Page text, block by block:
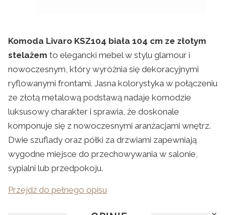
Komoda Livaro KSZ104 biała 104 cm ze złotym
stelażem to elegancki mebel w stylu glamour i
nowoczesnym, który wyróżnia się dekoracyjnymi
ryflowanymi frontami. Jasna kolorystyka w połączeniu
ze złotą metalową podstawą nadaje komodzie
luksusowy charakter i sprawia, że doskonale
komponuje się z nowoczesnymi aranżacjami wnętrz.
Dwie szuflady oraz półki za drzwiami zapewniają
wygodne miejsce do przechowywania w salonie,
sypialni lub przedpokoju.
Przejdź do pełnego opisu